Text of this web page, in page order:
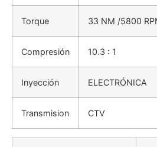
Torque 33 NM /5800
Compresión 10.3 : 1
Inyección ELECTRÓNICA
Transmision CTV